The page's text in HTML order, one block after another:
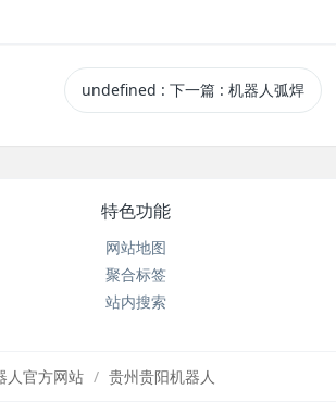
undefined :下一篇 : 机器人弧焊
特色功能
网站地图
聚合标签
站内搜索
人官方网站 贵州贵阳机器人